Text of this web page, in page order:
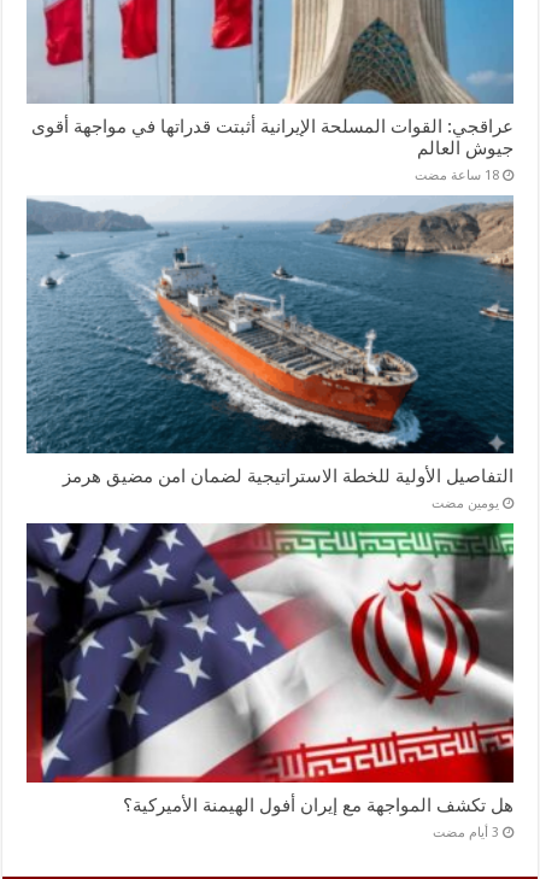
عراقجي: القوات المسلحة الإيرانية أثبتت قدراتها في مواجهة أقوى
جيوش العالم
‏18 ساعة مضت
التفاصيل الأولية للخطة الاستراتيجية لضمان امن مضيق هرمز
‏يومين مضت
هل تكشف المواجهة مع إيران أفول الهيمنة الأميركية؟